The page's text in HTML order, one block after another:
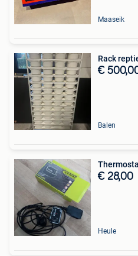
Maaseik
Rack
€
Balen
€ 28,00
Heule